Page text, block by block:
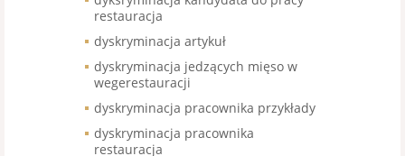
restauracja
dyskryminacja artykuł
dyskryminacja jedzących mięso w
wegerestauracji
dyskryminacja pracownika przykłady
dyskryminacja pracownika
restauracja